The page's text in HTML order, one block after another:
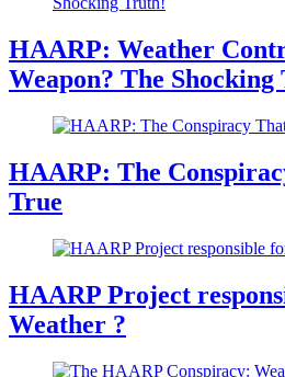
HAARP: Weather
Weapon? The
HAARP: The
True
HAARP Project
Weather ?